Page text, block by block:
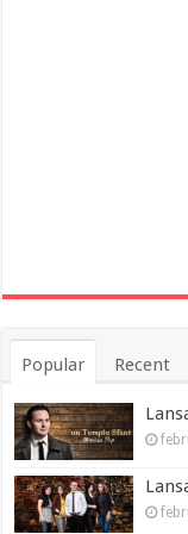
Popular Recent